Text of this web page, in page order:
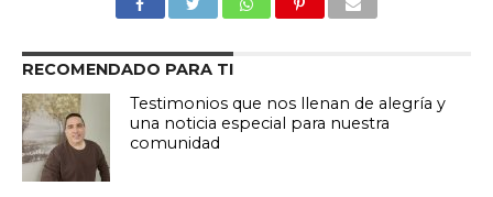
RECOMENDADO PARA TI
Testimonios que nos llenan de alegría y
una noticia especial para nuestra
comunidad